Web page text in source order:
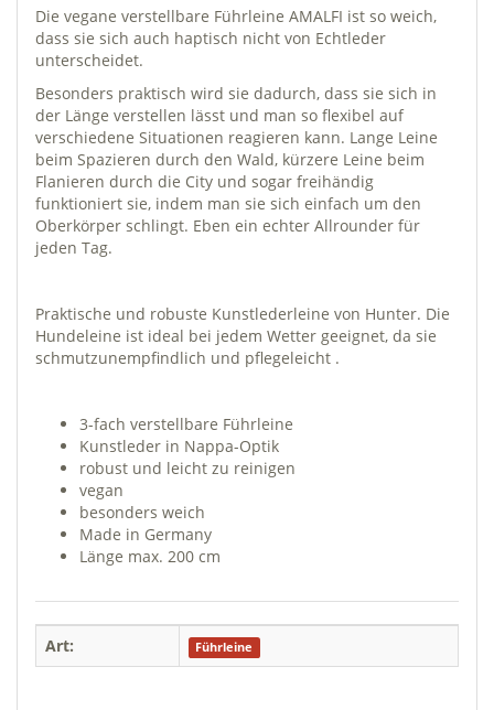
Die vegane verstellbare Führleine AMALFI ist so weich,
dass sie sich auch haptisch nicht von Echtleder
unterscheidet.
Besonders praktisch wird sie dadurch, dass sie sich in
der Länge verstellen lässt und man so flexibel auf
verschiedene Situationen reagieren kann. Lange Leine
beim Spazieren durch den Wald, kürzere Leine beim
Flanieren durch die City und sogar freihändig
funktioniert sie, indem man sie sich einfach um den
Oberkörper schlingt. Eben ein echter Allrounder für
jeden Tag.
Praktische und robuste Kunstlederleine von Hunter. Die
Hundeleine ist ideal bei jedem Wetter geeignet, da sie
schmutzunempfindlich und pflegeleicht .
3-fach verstellbare Führleine
Kunstleder in Nappa-Optik
robust und leicht zu reinigen
vegan
besonders weich
Made in Germany
Länge max. 200 cm
Art: Führleine